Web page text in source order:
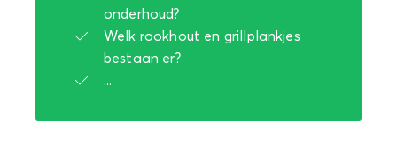
onderhoud?
Welk rookhout en grillplankjes
bestaan er?
...